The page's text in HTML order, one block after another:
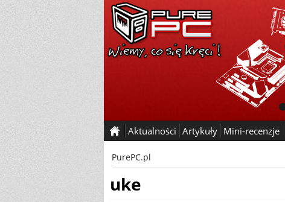
Aktualności Artykuły Mini-recenzje
PurePC.pl
uke